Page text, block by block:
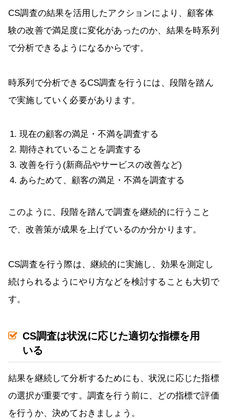
CS調査の結果を活用したアクションにより、顧客体
験の改善で満足度に変化があったのか、結果を時系列
で分析できるようになるからです。
時系列で分析できるCS調査を行うには、段階を踏ん
で実施していく必要があります。
現在の顧客の満足・不満を調査する
期待されていることを調査する
改善を行う(新商品やサービスの改善など)
あらためて、顧客の満足・不満を調査する
このように、段階を踏んで調査を継続的に行うこと
で、改善策が成果を上げているのか分かります。
CS調査を行う際は、継続的に実施し、効果を測定し
続けられるようにやり方などを検討することも大切で
す。
CS調査は状況に応じた適切な指標を用
いる
結果を継続して分析するためにも、状況に応じた指標
の選択が重要です。調査を行う前に、どの指標で評価
を行うか、決めておきましょう。